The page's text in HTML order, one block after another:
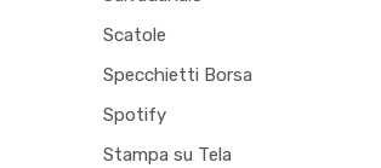
Scatole
Specchietti Borsa
Spotify
Stampa su Tela